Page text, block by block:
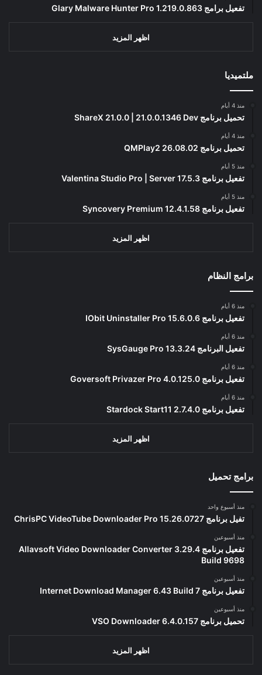
تفعيل برامج Glary Malware Hunter Pro 1.219.0.863
اظهر المزيد
ملتميديا
منذ 4 أيام
تحميل برنامج ShareX 21.0.0 | 21.0.0.1346 Dev
منذ 4 أيام
تحميل برنامج QMPlay2 26.08.02
منذ 5 أيام
تفعيل برنامج Valentina Studio Pro | Server 17.5.3
منذ 5 أيام
تفعيل برنامج Syncovery Premium 12.4.1.58
اظهر المزيد
برامج النظام
منذ 6 أيام
تفعيل برنامج IObit Uninstaller Pro 15.6.0.6
منذ 6 أيام
تفعيل البرنامج 13.3.24 SysGauge Pro
منذ 6 أيام
تفعيل برنامج Goversoft Privazer Pro 4.0.125.0
منذ 6 أيام
تفعيل برنامج Stardock Start11 2.7.4.0
اظهر المزيد
برامج تحميل
منذ أسبوع واحد
تفيل برنامج ChrisPC VideoTube Downloader Pro 15.26.0727
منذ أسبوعين
تفعيل برنامج Allavsoft Video Downloader Converter 3.29.4
Build 9698
منذ أسبوعين
تفعيل برنامج Internet Download Manager 6.43 Build 7
منذ أسبوعين
تحميل برنامج VSO Downloader 6.4.0.157
اظهر المزيد